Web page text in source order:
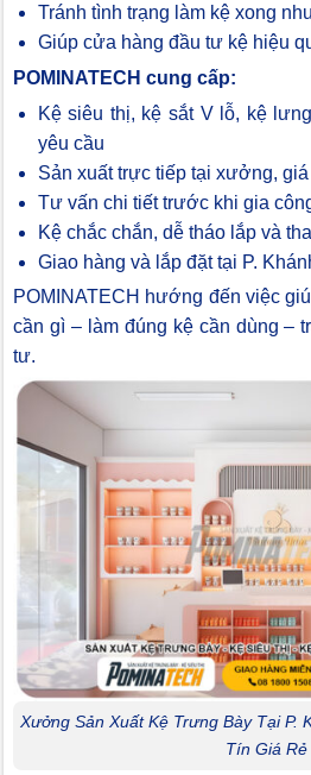
Tránh tình trạng làm kệ xong
Giúp cửa hàng đầu tư kệ hiệu
POMINATECH cung cấp:
Kệ siêu thị, kệ sắt V lỗ, kệ
yêu cầu
Sản xuất trực tiếp tại xưởng,
Tư vấn chi tiết trước khi gia
Kệ chắc chắn, dễ tháo lắp và
Giao hàng và lắp đặt tại P.
POMINATECH hướng đến việc
cần gì – làm đúng kệ cần dùng –
tư.
Xưởng Sản Xuất Kệ Trưng Bày Tại P.
Tín Giá Rẻ